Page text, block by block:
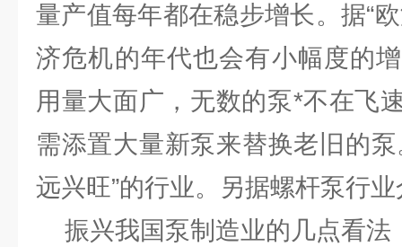
量产值每年都在稳步增长。据“
济危机的年代也会有小幅度的
用量大面广，无数的泵*不在飞
需添置大量新泵来替换老旧的
远兴旺”的行业。另据螺杆泵行
振兴我国泵制造业的几点看法